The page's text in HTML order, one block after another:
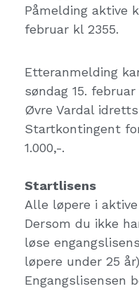
Påmelding aktive
februar kl 2355.
Etteranmelding
søndag 15.
Øvre Vardal
Startkontingent
1.000,-.
Startlisens
Alle løpere i
Dersom du ikke
løse
løpere under 25 år)
Engangslisensen